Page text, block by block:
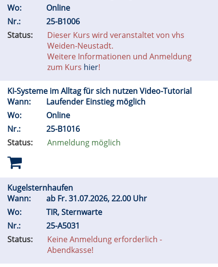
Wo:
Online
Nr.:
25-B1006
Status:
Dieser Kurs wird veranstaltet von vhs
Weiden-Neustadt.
Weitere Informationen und Anmeldung
zum Kurs hier!
KI-Systeme im Alltag für sich nutzen Video-Tutorial
Wann:
Laufender Einstieg möglich
Wo:
Online
Nr.:
25-B1016
Status:
Anmeldung möglich
Kugelsternhaufen
Wann:
ab Fr.31.07.2026, 22.00 Uhr
Wo:
TIR, Sternwarte
Nr.:
25-A5031
Status:
Keine Anmeldung erforderlich -
Abendkasse!